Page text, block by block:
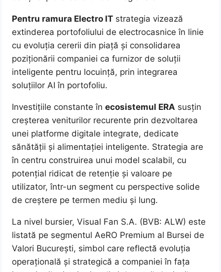
Pentru ramura Electro IT strategia vizează
extinderea portofoliului de electrocasnice în linie
cu evoluția cererii din piață și consolidarea
poziționării companiei ca furnizor de soluții
inteligente pentru locuință, prin integrarea
soluțiilor AI în portofoliu.
Investițiile constante înecosistemul ERA susțin
creșterea veniturilor recurente prin dezvoltarea
unei platforme digitale integrate, dedicate
sănătății și alimentației inteligente. Strategia are
în centru construirea unui model scalabil, cu
potențial ridicat de retenție și valoare pe
utilizator, într-un segment cu perspective solide
de creștere pe termen mediu și lung.
La nivel bursier, Visual Fan S.A. (BVB: ALW) este
listată pe segmentul AeRO Premium al Bursei de
Valori București, simbol care reflectă evoluția
operațională și strategică a companiei în fața